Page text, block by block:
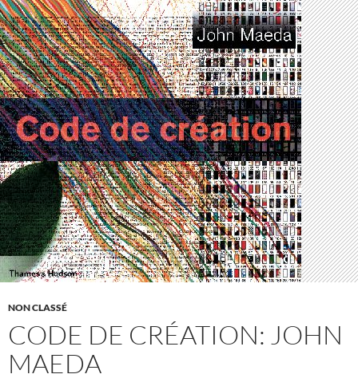
NON CLASSÉ
CODE DE CRÉATION: JOHN
MAEDA